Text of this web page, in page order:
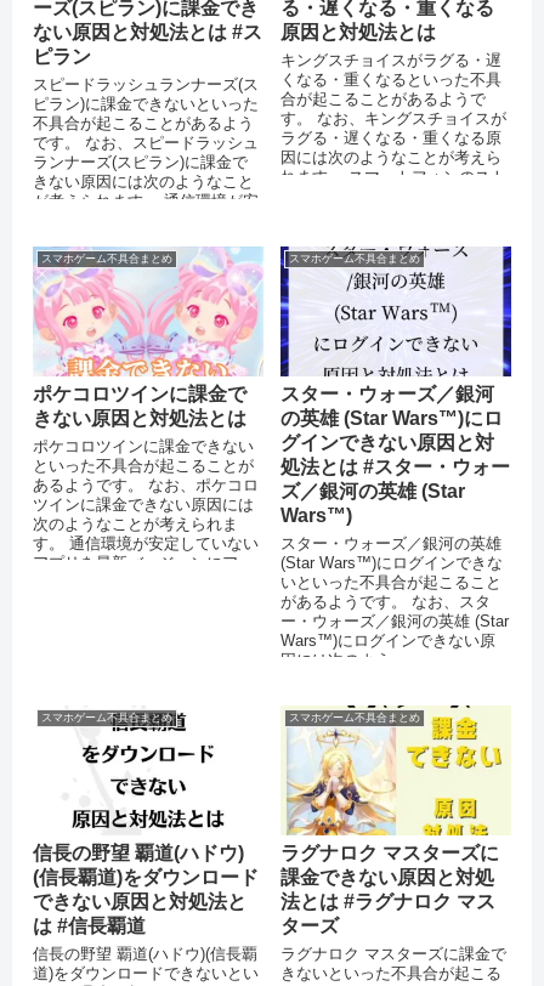
ーズ(スピラン)に課金でき
ない原因と対処法とは #ス
ピラン
スピードラッシュランナーズ(ス
ピラン)に課金できないといった
不具合が起こることがあるよう
です。 なお、スピードラッシュ
ランナーズ(スピラン)に課金で
きない原因には次のようなこと
が考えられます。 通信環境が安
る・遅くなる・重くなる
原因と対処法とは
キングスチョイスがラグる・遅
くなる・重くなるといった不具
合が起こることがあるようで
す。 なお、キングスチョイスが
ラグる・遅くなる・重くなる原
因には次のようなことが考えら
れます。 スマートフォンのスト
スマホゲーム不具合まとめ
ポケコロツインに課金で
きない原因と対処法とは
ポケコロツインに課金できない
といった不具合が起こることが
あるようです。 なお、ポケコロ
ツインに課金できない原因には
次のようなことが考えられま
す。 通信環境が安定していない
アプリを最新バージョンにアッ
スマホゲーム不具合まとめ
スター・ウォーズ／銀河
の英雄 (Star Wars™)にロ
グインできない原因と対
処法とは #スター・ウォー
ズ／銀河の英雄 (Star
Wars™)
スター・ウォーズ／銀河の英雄
(Star Wars™)にログインできな
いといった不具合が起こること
があるようです。 なお、スタ
ー・ウォーズ／銀河の英雄 (Star
Wars™)にログインできない原
因には次のよう...
スマホゲーム不具合まとめ
信長の野望 覇道(ハドウ)
(信長覇道)をダウンロード
できない原因と対処法と
は #信長覇道
信長の野望 覇道(ハドウ)(信長覇
道)をダウンロードできないとい
スマホゲーム不具合まとめ
ラグナロク マスターズに
課金できない原因と対処
法とは #ラグナロク マス
ターズ
ラグナロク マスターズに課金で
きないといった不具合が起こる